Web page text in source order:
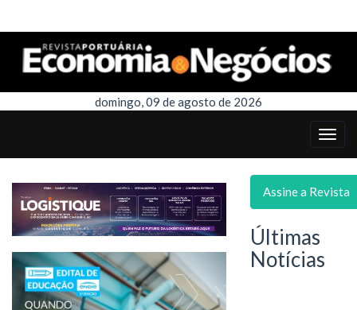
domingo, 09 de agosto de 2026
Assine a Revista
Últimas
Notícias